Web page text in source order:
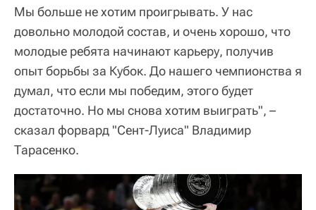
Мы больше не хотим проигрывать. У нас
довольно молодой состав, и очень хорошо, что
молодые ребята начинают карьеру, получив
опыт борьбы за Кубок. До нашего чемпионства я
думал, что если мы победим, этого будет
достаточно. Но мы снова хотим выиграть", –
сказал форвард "Сент-Луиса" Владимир
Тарасенко.